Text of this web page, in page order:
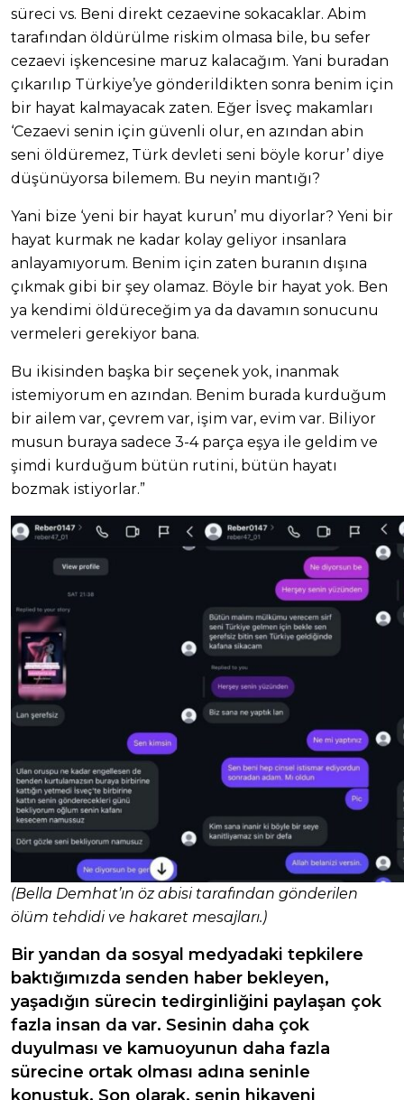
süreci vs. Beni direkt cezaevine sokacaklar. Abim
tarafından öldürülme riskim olmasa bile, bu sefer
cezaevi işkencesine maruz kalacağım. Yani buradan
çıkarılıp Türkiye’ye gönderildikten sonra benim için
bir hayat kalmayacak zaten. Eğer İsveç makamları
‘Cezaevi senin için güvenli olur, en azından abin
seni öldüremez, Türk devleti seni böyle korur’ diye
düşünüyorsa bilemem. Bu neyin mantığı?
Yani bize ‘yeni bir hayat kurun’ mu diyorlar? Yeni bir
hayat kurmak ne kadar kolay geliyor insanlara
anlayamıyorum. Benim için zaten buranın dışına
çıkmak gibi bir şey olamaz. Böyle bir hayat yok. Ben
ya kendimi öldüreceğim ya da davamın sonucunu
vermeleri gerekiyor bana.
Bu ikisinden başka bir seçenek yok, inanmak
istemiyorum en azından. Benim burada kurduğum
bir ailem var, çevrem var, işim var, evim var. Biliyor
musun buraya sadece 3-4 parça eşya ile geldim ve
şimdi kurduğum bütün rutini, bütün hayatı
bozmak istiyorlar.”
(Bella Demhat’ın öz abisi tarafından gönderilen
ölüm tehdidi ve hakaret mesajları.)
Bir yandan da sosyal medyadaki tepkilere
baktığımızda senden haber bekleyen,
yaşadığın sürecin tedirginliğini paylaşan çok
fazla insan da var. Sesinin daha çok
duyulması ve kamuoyunun daha fazla
sürecine ortak olması adına seninle
konuştuk. Son olarak, senin hikayeni